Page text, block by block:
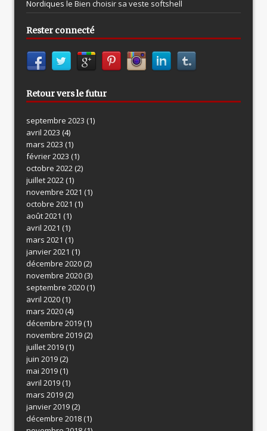
Nordiques le Bien choisir sa veste softshell
Rester connecté
Retour vers le futur
septembre 2023 (1)
avril 2023 (4)
mars 2023 (1)
février 2023 (1)
octobre 2022(2)
juillet 2022(1)
novembre 2021 (1)
octobre 2021 (1)
août 2021 (1)
avril 2021 (1)
mars 2021 (1)
janvier 2021 (1)
décembre 2020(2)
novembre 2020(3)
septembre 2020(1)
avril 2020(1)
mars 2020(4)
décembre 2019(1)
novembre 2019(2)
juillet 2019(1)
juin 2019(2)
mai 2019(1)
avril 2019(1)
mars 2019(2)
janvier 2019(2)
décembre 2018(1)